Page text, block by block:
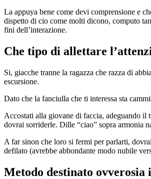
La appuya bene come devi comprensione e
dispetto di cio come molti dicono, computo
fini dell’interazione.
Che tipo di allettare
Si, giacche tranne la ragazza che razza di
escursione.
Dato che la fanciulla che ti interessa sta
Accostati alla giovane di faccia, adeguando il
dovrai sorriderle. Dille “ciao” sopra armonia
A far sinon che loro si fermi per parlarti,
defilato (avrebbe abbondante modo nubile
Metodo destinato ovverosia